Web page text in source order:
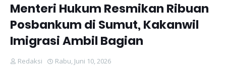
Menteri Hukum Resmikan Ribuan
Posbankum di Sumut, Kakanwil
Imigrasi Ambil Bagian
Redaksi Rabu, Juni 10, 2026